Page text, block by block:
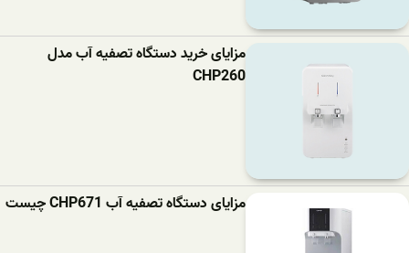
مزایای خرید دستگاه تصفیه آب مدل
CHP260
مزایای دستگاه تصفیه آب CHP671 چیست